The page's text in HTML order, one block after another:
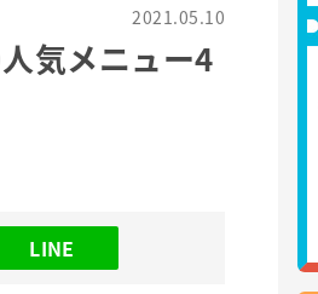
2021.05.10
気メニュー4
LINE